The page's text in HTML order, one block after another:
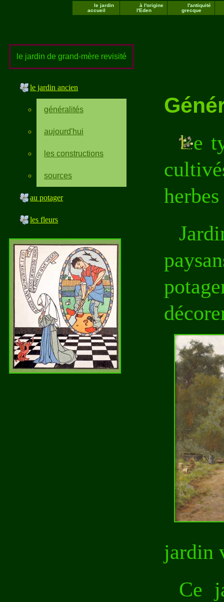
le jardin
accueil
à l'origine
l'Eden
l'antiquité
grecque
le jardin de grand-mère revisité
le jardin ancien
généralités
aujourd'hui
les constructions
sources
au potager
les fleurs
e
jardin
Ce